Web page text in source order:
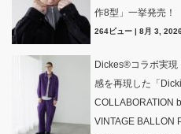
作8型」一挙発売！
264ビュー | 8月 3,
Dickes®コラボ実現
感を再現した「
COLLABORATION
VINTAGE BALLON